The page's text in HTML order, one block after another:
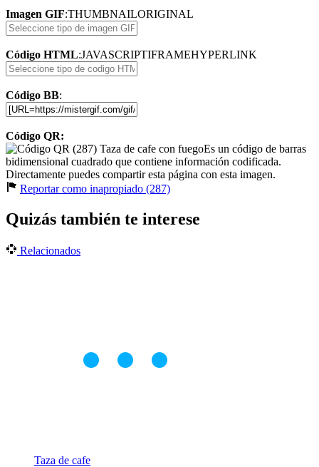
Imagen GIF:THUMBNAILORIGINAL
Código HTML:JAVASCRIPTIFRAMEHYPERLINK
Código BB:
Código QR:
Es un código de barras
bidimensional cuadrado que contiene información codificada.
Directamente puedes compartir esta página con esta imagen.
Reportar como inapropiado (287)
Quizás también te interese
Relacionados
Taza de cafe